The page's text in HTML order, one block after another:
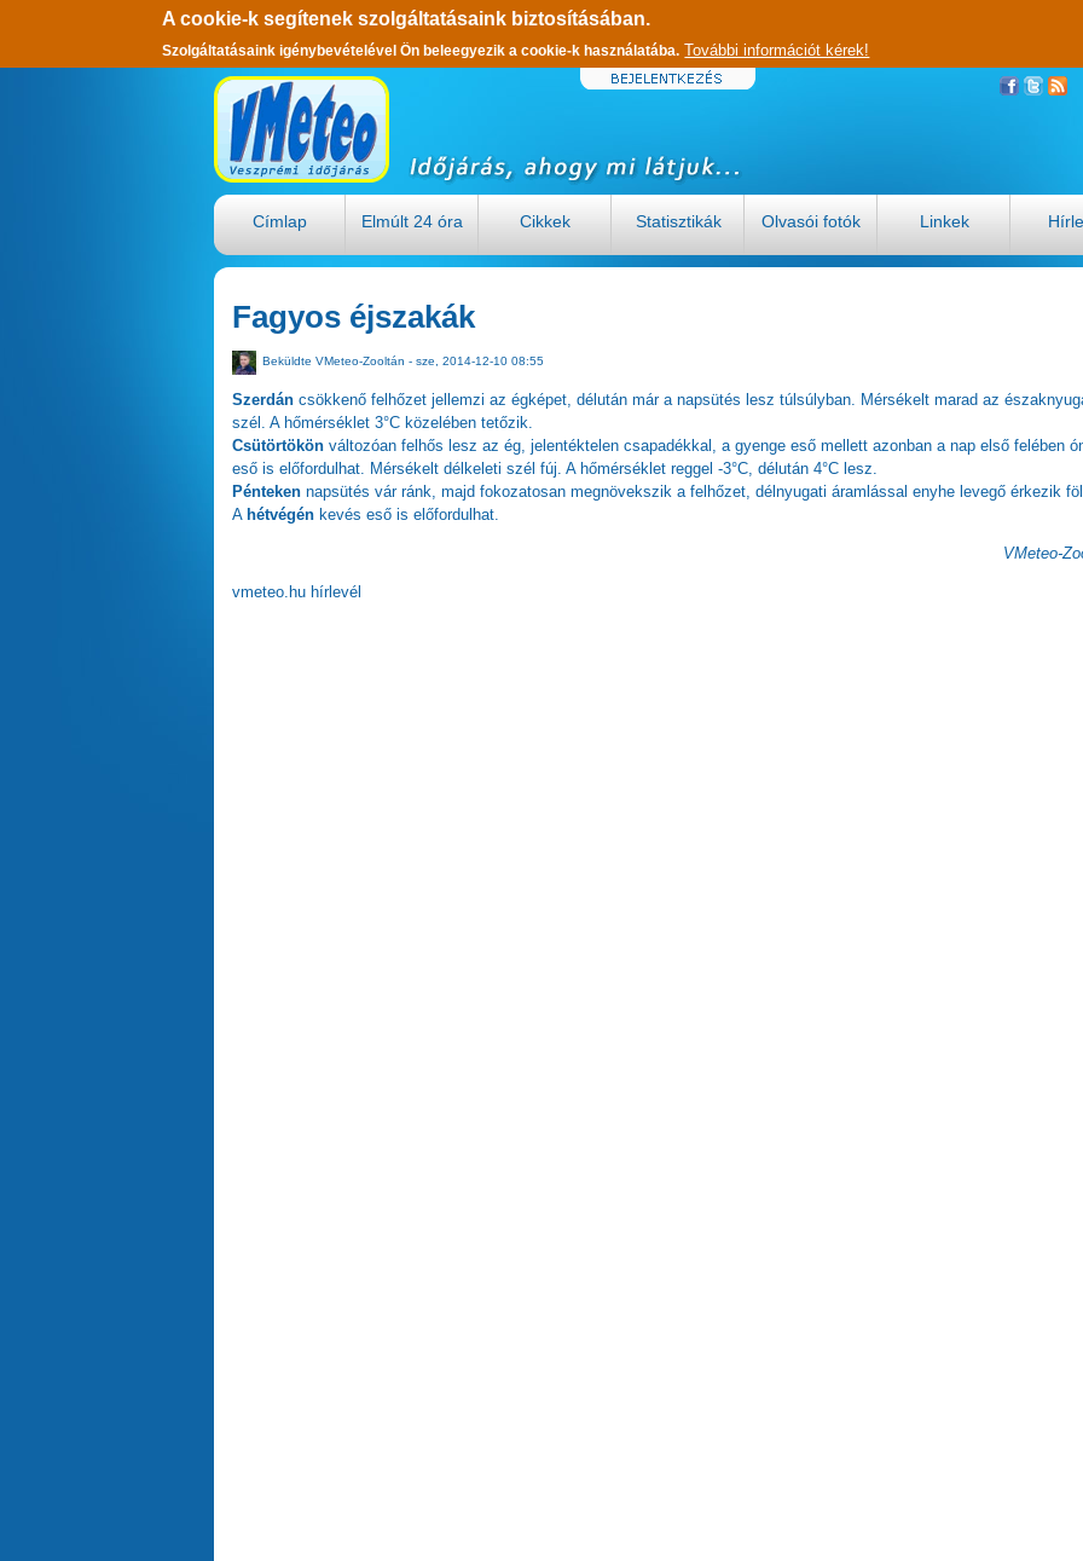
A cookie-k segítenek szolgáltatásaink biztosításában.
Szolgáltatásaink igénybevételével Ön beleegyezik a cookie-k használatába. További információt kérek!
Címlap Elmúlt 24 óra Cikkek Statisztikák Olvasói fotók Linkek
Fagyos éjszakák
Beküldte VMeteo-Zooltán - sze, 2014-12-10 08:55
Szerdán csökkenő felhőzet jellemzi az égképet, délután már a napsütés lesz túlsúlyban. Mérsékelt marad az
szél. A hőmérséklet 3°C közelében tetőzik.
Csütörtökön változóan felhős lesz az ég, jelentéktelen csapadékkal, a gyenge eső mellett azonban a nap első felében
eső is előfordulhat. Mérsékelt délkeleti szél fúj. A hőmérséklet reggel -3°C, délután 4°C lesz.
Pénteken napsütés vár ránk, majd fokozatosan megnövekszik a felhőzet, délnyugati áramlással enyhe levegő érkezik
A hétvégén kevés eső is előfordulhat.
VMeteo-
vmeteo.hu hírlevél